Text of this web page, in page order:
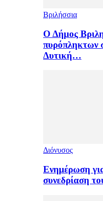
Βριλήσσια
Ο Δήμος
πυρόπληκτων
Δυτική…
Διόνυσος
Ενημέρωση
συνεδρίαση